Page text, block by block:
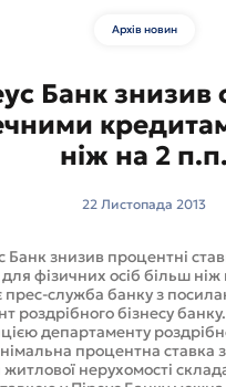
Архів новин
Банк знизив
ніж на 2 п.п.
22 Листопада 2013
Банк знизив процентні
фізичних осіб більш ніж
прес-служба банку з
роздрібного бізнесу банку.
департаменту
процентна ставка
нерухомості